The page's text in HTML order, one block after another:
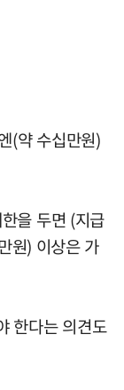
(약 수십만원)
을 두면 (지급
원) 이상은 가
한다는 의견도